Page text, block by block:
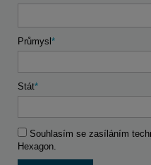
Průmysl
Stát
Souhlasím se zasíláním
Hexagon.